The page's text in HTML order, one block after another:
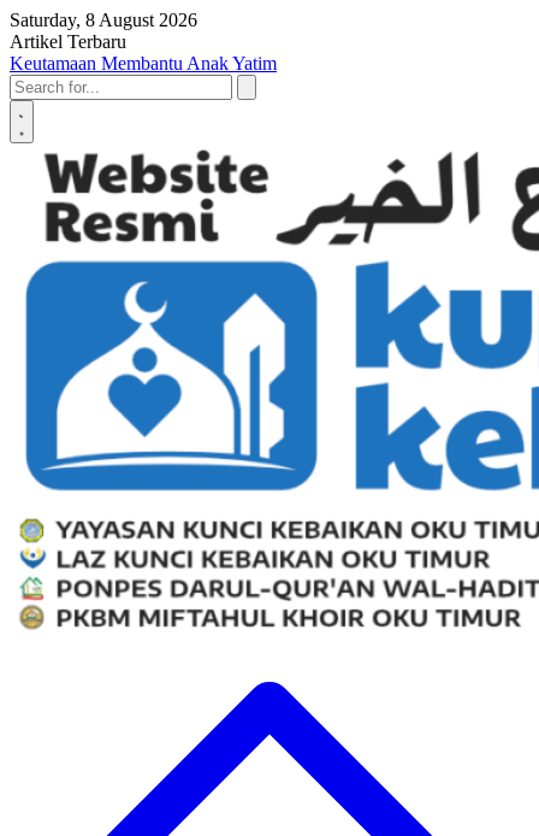
Skip to content
Saturday, 8 August 2026
Artikel Terbaru
Penyerahan SK LAZ Kunci Kebaikan OKU Timur, Tonggak Baru
Penguatan Pelayanan Umat